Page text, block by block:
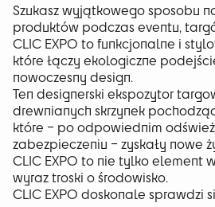
Szukasz wyjątkowego sposobu
produktów podczas eventu,
CLIC EXPO to funkcjonalne i
które łączy ekologiczne
nowoczesny design.
Ten designerski ekspozytor
drewnianych skrzynek
które – po odpowiednim
zabezpieczeniu – zyskały nowe
CLIC EXPO to nie tylko element
wyraz troski o środowisko.
CLIC EXPO doskonale sprawdzi